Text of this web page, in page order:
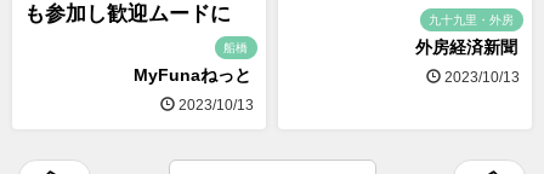
も参加し歓迎ムードに
船橋
MyFunaねっと
2023/10/13
九十九里・外房
外房経済新聞
2023/10/13